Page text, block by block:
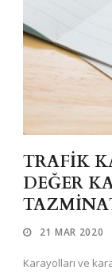
TRAFİK
DEĞER
21 MAR 2020
Karayolları ve